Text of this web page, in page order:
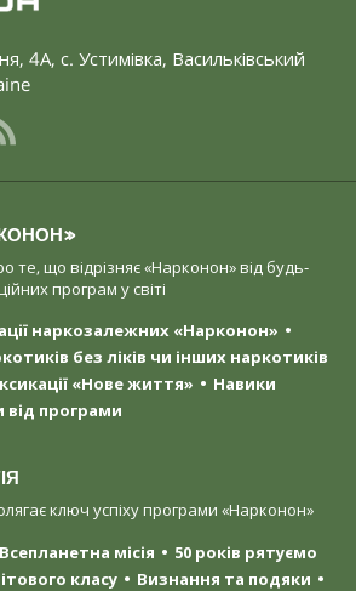
4А, с. Устимівка, Васильківський
те, що відрізняє «Нарконон» від будь-
програм у світі
наркозалежних «Нарконон»
без ліків чи інших наркотиків
«Нове життя»
Навики
від програми
ключ успіху програми «Нарконон»
Всепланетна місія
50 років рятуємо
класу
Визнання та подяки